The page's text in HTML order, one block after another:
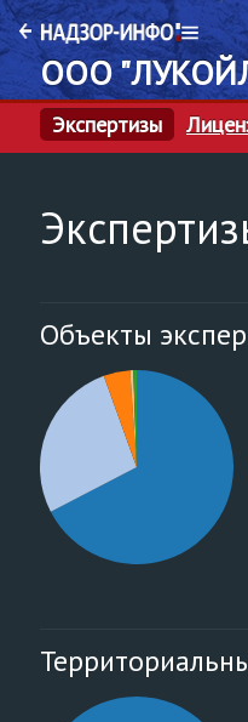
ООО
Экспертизы
Объекты